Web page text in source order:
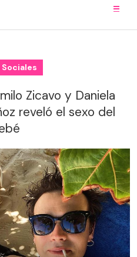
Sociales
Zicavo y Daniela
reveló el sexo del